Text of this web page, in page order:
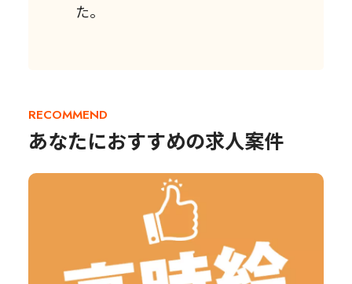
た。
RECOMMEND
あなたにおすすめの求人案件